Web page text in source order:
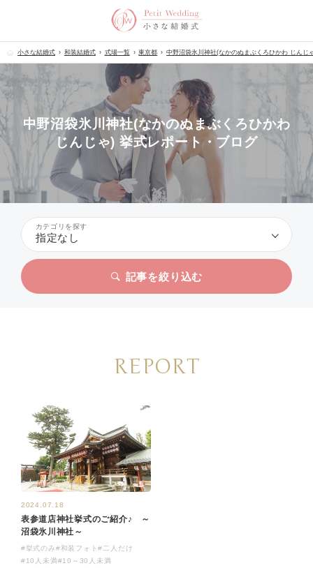
小さな結婚式 和装結婚式 式場一覧 東京都 中野沼袋氷川神社(なかのぬまぶくろひかわ じんじ
中野沼袋氷川神社(なかのぬまぶくろひかわ
じんじゃ) 挙式レポート・ブログ
カテゴリを探す
指定なし
記事を絞り込む
REPORT
2024.07.18
表参道店神社挙式のご紹介♪ ～
沼袋氷川神社～
#挙式のみ#和装フォト#二人だけ
#10人未満#10～30人未満